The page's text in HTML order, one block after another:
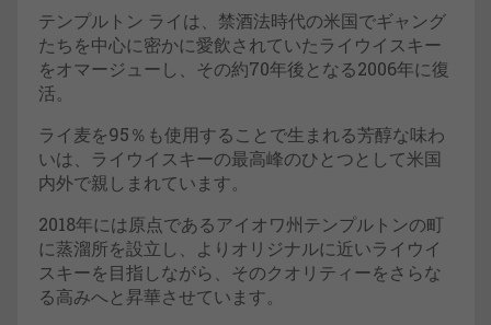
テンプルトン ライは、禁酒法時代の米国でギャング
たちを中心に密かに愛飲されていたライウイスキー
をオマージューし、その約70年後となる2006年に復
活。
ライ麦を95％も使用することで生まれる芳醇な味わ
いは、ライウイスキーの最高峰のひとつとして米国
内外で親しまれています。
2018年には原点であるアイオワ州テンプルトンの町
に蒸溜所を設立し、よりオリジナルに近いライウイ
スキーを目指しながら、そのクオリティーをさらな
る高みへと昇華させています。